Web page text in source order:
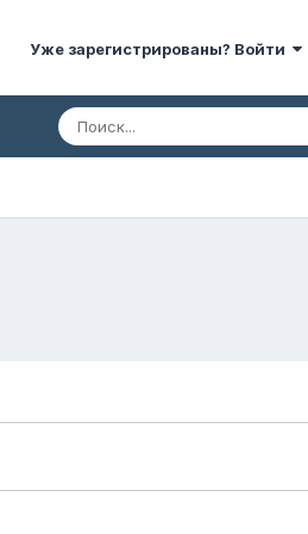
Уже зарегистрированы? Войти